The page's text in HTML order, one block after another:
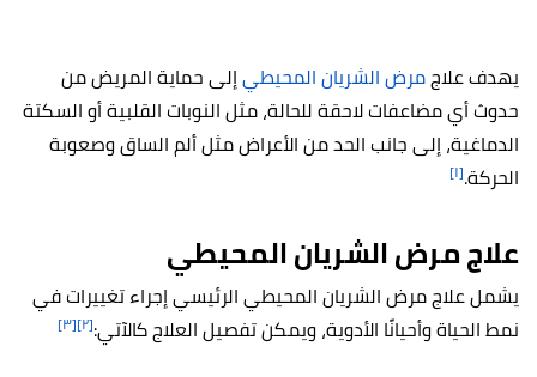
يهدف علاجمرض الشريان المحيطيإلى حماية المريض من
حدوث أي مضاعفات لاحقة للحالة، مثل النوبات القلبية أو السكتة
الدماغية، إلى جانب الحد من الأعراض مثل ألم الساق وصعوبة
الحركة.[١]
علاج مرض الشريان المحيطي
يشمل علاج مرض الشريان المحيطي الرئيسي إجراء تغييرات في
نمط الحياة وأحيانًا الأدوية، ويمكن تفصيل العلاج كالآتي:[٢] [٣]